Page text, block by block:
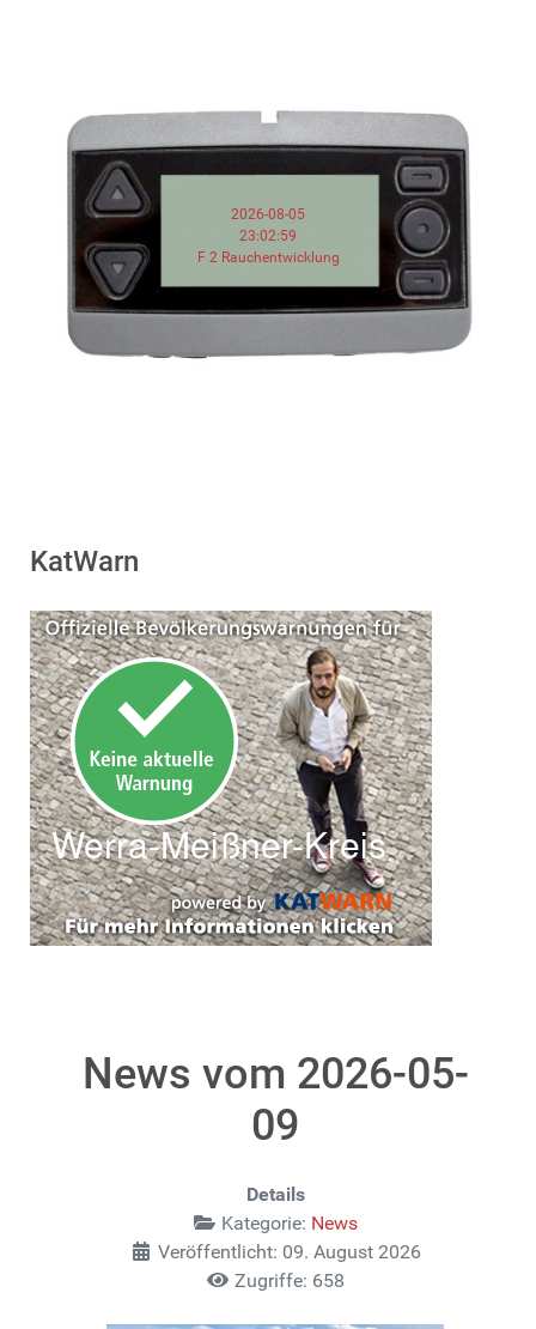
2026-08-05
23:02:59
F 2 Rauchentwicklung
KatWarn
News vom 2026-05-
09
Details
Kategorie: News
Veröffentlicht: 09. August 2026
Zugriffe: 658